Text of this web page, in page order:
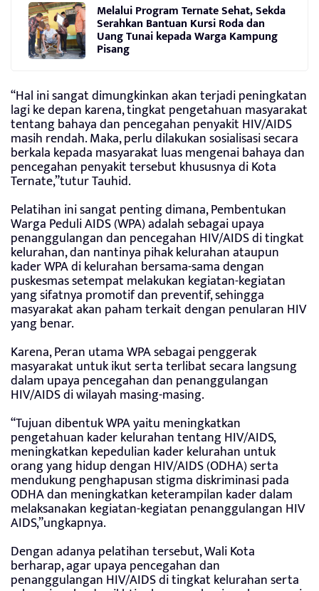
Melalui Program Ternate Sehat, Sekda
Serahkan Bantuan Kursi Roda dan
Uang Tunai kepada Warga Kampung
Pisang
“Hal ini sangat dimungkinkan akan terjadi peningkatan
lagi ke depan karena, tingkat pengetahuan masyarakat
tentang bahaya dan pencegahan penyakit HIV/AIDS
masih rendah. Maka, perlu dilakukan sosialisasi secara
berkala kepada masyarakat luas mengenai bahaya dan
pencegahan penyakit tersebut khususnya di Kota
Ternate,”tutur Tauhid.
Pelatihan ini sangat penting dimana, Pembentukan
Warga Peduli AIDS (WPA) adalah sebagai upaya
penanggulangan dan pencegahan HIV/AIDS di tingkat
kelurahan, dan nantinya pihak kelurahan ataupun
kader WPA di kelurahan bersama-sama dengan
puskesmas setempat melakukan kegiatan-kegiatan
yang sifatnya promotif dan preventif, sehingga
masyarakat akan paham terkait dengan penularan HIV
yang benar.
Karena, Peran utama WPA sebagai penggerak
masyarakat untuk ikut serta terlibat secara langsung
dalam upaya pencegahan dan penanggulangan
HIV/AIDS di wilayah masing-masing.
“Tujuan dibentuk WPA yaitu meningkatkan
pengetahuan kader kelurahan tentang HIV/AIDS,
meningkatkan kepedulian kader kelurahan untuk
orang yang hidup dengan HIV/AIDS (ODHA) serta
mendukung penghapusan stigma diskriminasi pada
ODHA dan meningkatkan keterampilan kader dalam
melaksanakan kegiatan-kegiatan penanggulangan HIV
AIDS,”ungkapnya.
Dengan adanya pelatihan tersebut, Wali Kota
berharap, agar upaya pencegahan dan
penanggulangan HIV/AIDS di tingkat kelurahan serta